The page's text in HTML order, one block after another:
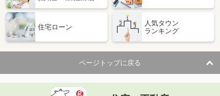
住宅ローン
人気タウン
ランキング
ページトップに戻る